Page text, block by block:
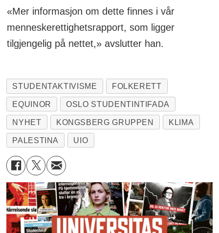
«Mer informasjon om dette finnes i vår
menneskerettighetsrapport, som ligger
tilgjengelig på nettet,» avslutter han.
STUDENTAKTIVISME FOLKERETT
EQUINOR OSLO STUDENTINTIFADA
NYHET KONGSBERG GRUPPEN KLIMA
PALESTINA UIO